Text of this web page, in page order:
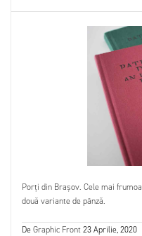
Porți din Brașov. Cele mai
două variante de pânză.
DeGraphic Front23 Aprilie, 2020